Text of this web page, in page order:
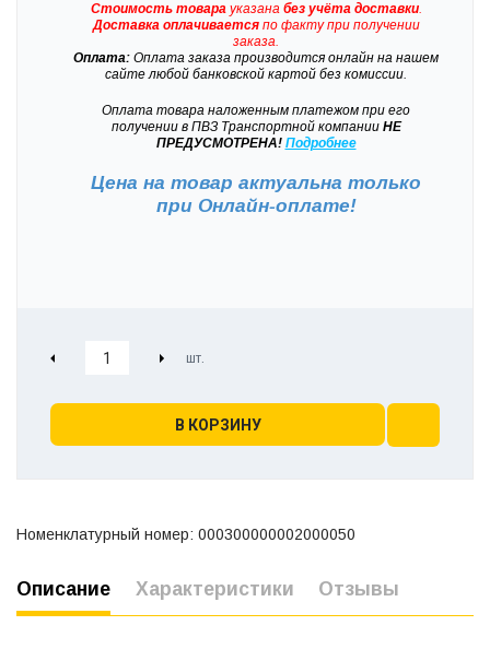
Стоимость товарауказана без учёта доставки.
Доставкаоплачиваетсяпо факту при получении
заказа.
Оплата: Оплата заказа производится онлайн на нашем
сайте любой банковской картой без комиссии.
Оплата товара наложенным платежом при его
получении в ПВЗ Транспортной компанииНЕ
ПРЕДУСМОТРЕНА! Подробнее
Цена на товар актуальна только
при Онлайн-оплате!
В КОРЗИНУ
Номенклатурный номер: 000300000002000050
Описание Характеристики Отзывы